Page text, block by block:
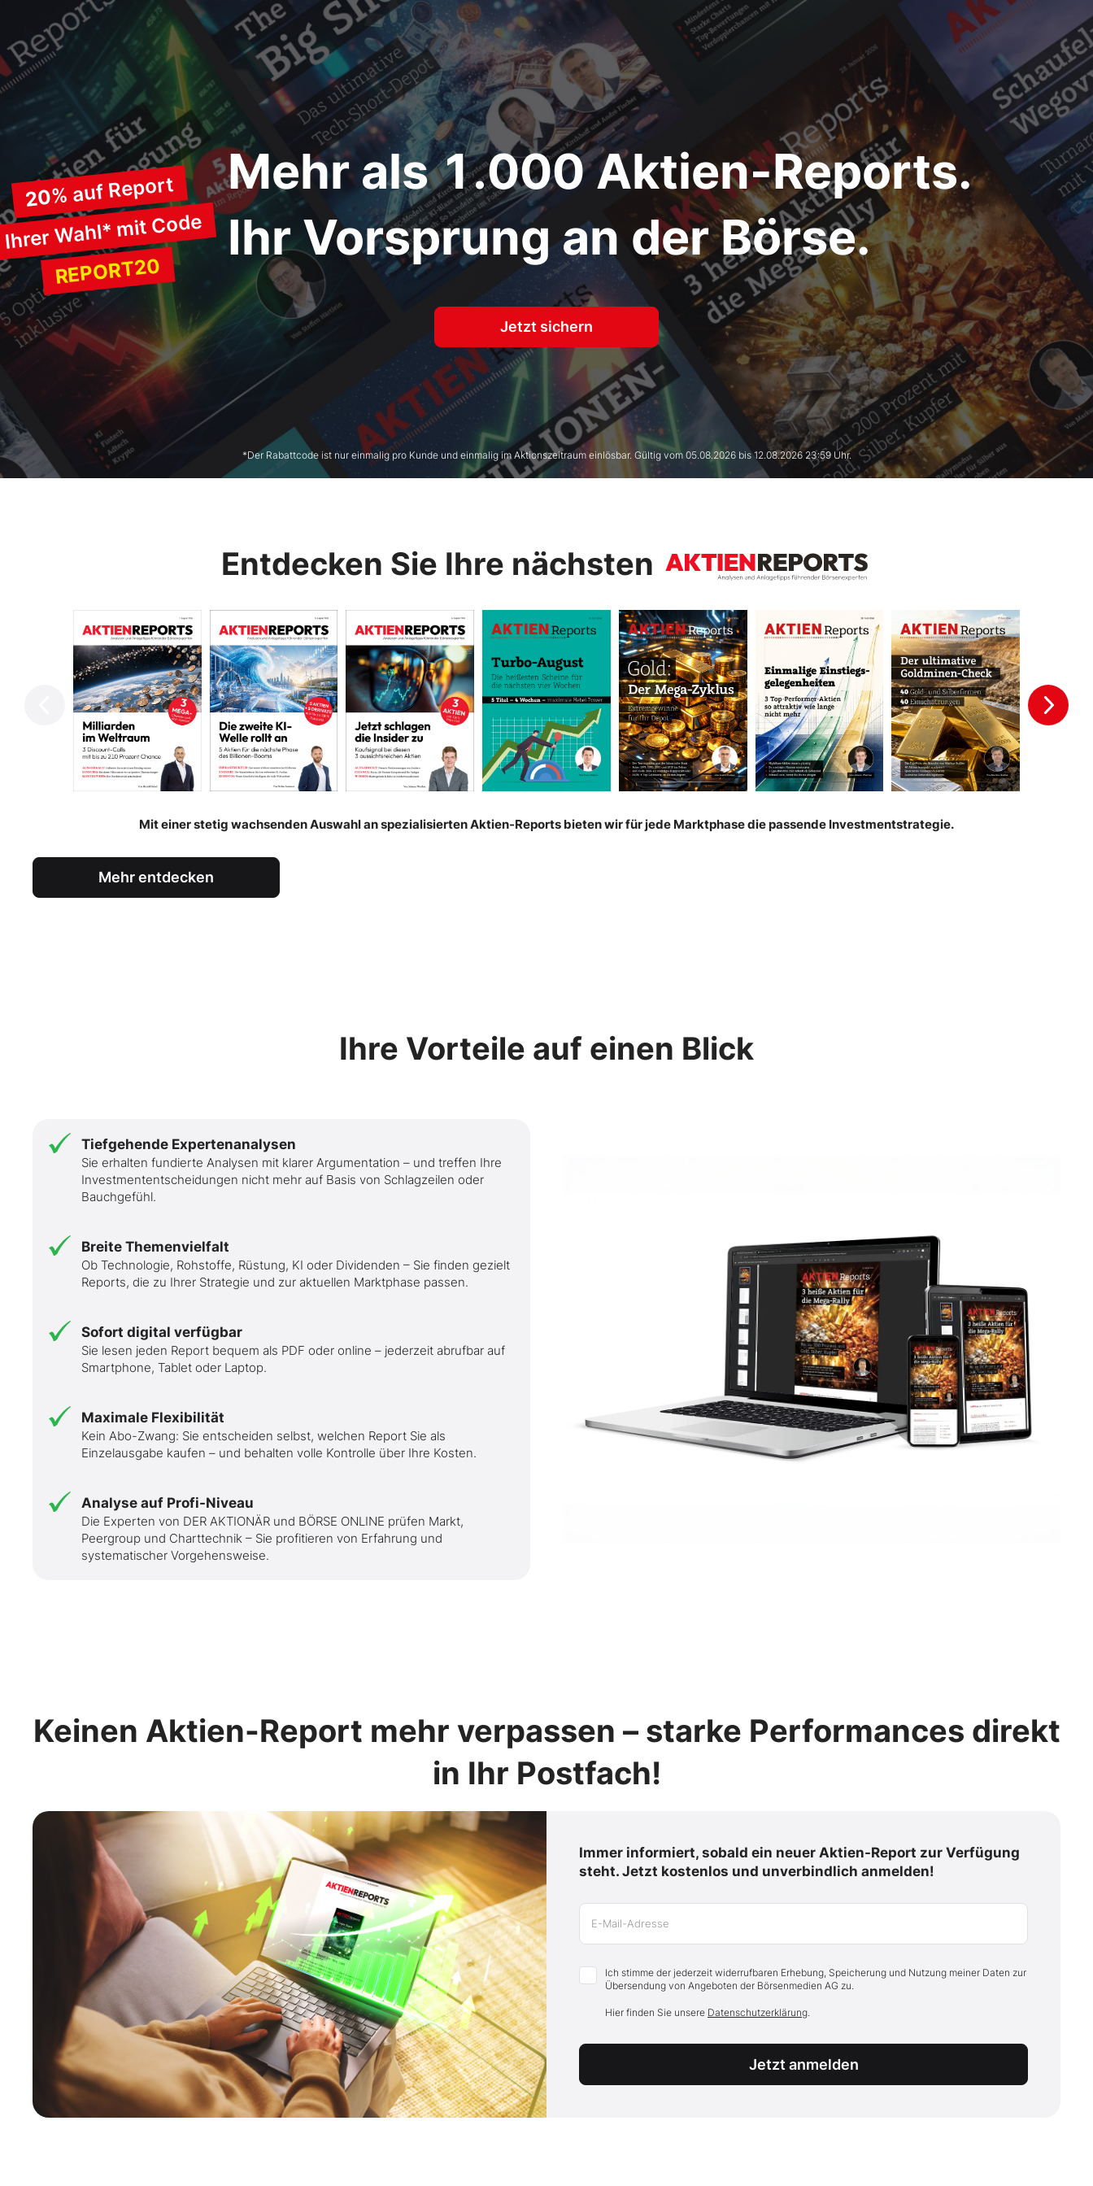
Mehr als1.000Aktien-Reports.
Ihr Vorsprung an der Börse.
20% auf Report
Ihrer Wahl* mit Code
REPORT20
Jetzt sichern
*Der Rabattcode ist nur einmalig pro Kunde und einmalig im Aktionszeitraum einlösbar. Gültig vom 05.08.2026 bis 12.08.2026 23:59 Uhr.
Entdecken Sie Ihre nächsten
Mit einer stetig wachsenden Auswahl an spezialisierten Aktien-Reports bieten wir für jede Marktphase die passende Investmentstrategie.
Mehr entdecken
Ihre Vorteile auf einen Blick
Tiefgehende Expertenanalysen
Sie erhalten fundierte Analysen mit klarer Argumentation – und treffen Ihre
Investmententscheidungen nicht mehr auf Basis von Schlagzeilen oder
Bauchgefühl.
Breite Themenvielfalt
Ob Technologie, Rohstoffe, Rüstung, KI oder Dividenden – Sie finden gezielt
Reports, die zu Ihrer Strategie und zur aktuellen Marktphase passen.
Sofort digital verfügbar
Sie lesen jeden Report bequem als PDF oder online – jederzeit abrufbar auf
Smartphone, Tablet oder Laptop.
Maximale Flexibilität
Kein Abo-Zwang: Sie entscheiden selbst, welchen Report Sie als
Einzelausgabe kaufen – und behalten volle Kontrolle über Ihre Kosten.
Analyse auf Profi-Niveau
Die Experten von DER AKTIONÄR und BÖRSE ONLINE prüfen Markt,
Peergroup und Charttechnik – Sie profitieren von Erfahrung und
systematischer Vorgehensweise.
Keinen Aktien-Report mehr verpassen – starke Performances direkt
in Ihr Postfach!
Immer informiert, sobald ein neuer Aktien-Report zur Verfügung
steht. Jetzt kostenlos und unverbindlich anmelden!
E-Mail-Adresse
Ich stimme der jederzeit widerrufbaren Erhebung, Speicherung und Nutzung meiner Daten zur
Übersendung von Angeboten der Börsenmedien AG zu.
Hier finden Sie unsere Datenschutzerklärung.
Jetzt anmelden